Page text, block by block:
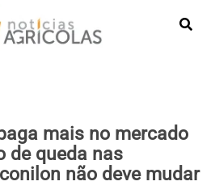
mais no mercado
de queda nas
não deve mudar